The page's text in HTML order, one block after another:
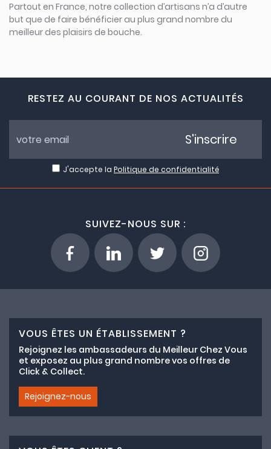
Partout en France, notre collection d’artisans n’a d’autre
but que de faire bénéficier au plus grand nombre du
meilleur des plaisirs de bouche.
RESTEZ AU COURANT DE NOS ACTUALITÉS
J'accepte la Politique de confidentialité
S'inscrire
SUIVEZ-NOUS SUR :
VOUS ÊTES UN ÉTABLISSEMENT ?
Rejoignez les ambassadeurs du Meilleur Chez Vous
et exposez au plus grand nombre vos offres de
Click & Collect.
Rejoignez-nous